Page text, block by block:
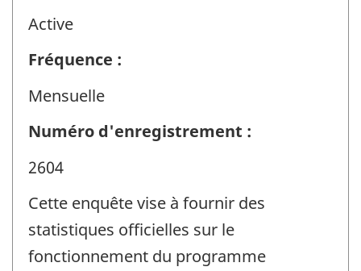
Active
Fréquence :
Mensuelle
Numéro d'enregistrement :
2604
Cette enquête vise à fournir des
statistiques officielles sur le
fonctionnement du programme